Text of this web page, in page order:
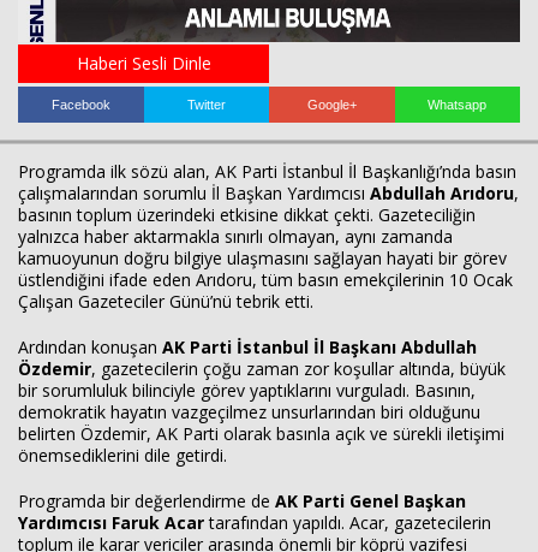
Haberi Sesli Dinle
Facebook Twitter Google+ Whatsapp
Programda ilk sözü alan, AK Parti İstanbul İl Başkanlığı’nda basın
çalışmalarından sorumlu İl Başkan Yardımcısı Abdullah Arıdoru,
basının toplum üzerindeki etkisine dikkat çekti. Gazeteciliğin
yalnızca haber aktarmakla sınırlı olmayan, aynı zamanda
kamuoyunun doğru bilgiye ulaşmasını sağlayan hayati bir görev
üstlendiğini ifade eden Arıdoru, tüm basın emekçilerinin 10 Ocak
Çalışan Gazeteciler Günü’nü tebrik etti.
Ardından konuşan AK Parti İstanbul İl Başkanı Abdullah
Özdemir, gazetecilerin çoğu zaman zor koşullar altında, büyük
bir sorumluluk bilinciyle görev yaptıklarını vurguladı. Basının,
demokratik hayatın vazgeçilmez unsurlarından biri olduğunu
belirten Özdemir, AK Parti olarak basınla açık ve sürekli iletişimi
önemsediklerini dile getirdi.
Programda bir değerlendirme de AK Parti Genel Başkan
Yardımcısı Faruk Acartarafından yapıldı. Acar, gazetecilerin
toplum ile karar vericiler arasında önemli bir köprü vazifesi
Haberin Doğru Adresi.